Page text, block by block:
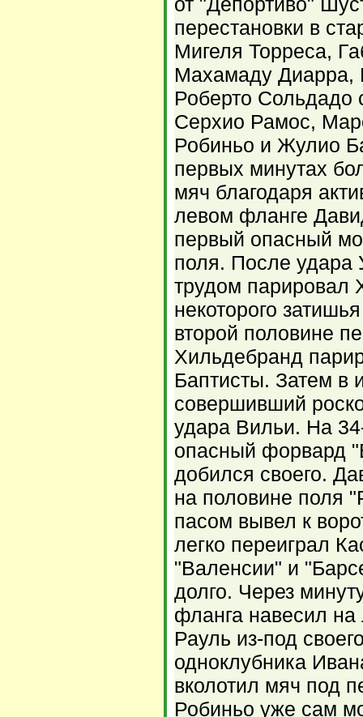
перестановки в
Мигеля Торреса,
Махамаду Диарра,
Роберто
Серхио Рамос,
Робиньо и Жулио
первых минутах
мяч благодаря
левом фланге
первый опасный
поля. После удара
трудом парировал
некоторого
второй половине
Хильдебранд
Баптисты. Затем в
совершивший
удара Вильи. На
опасный форвард
добился своего.
на половине поля
пасом вывел к
легко переиграл
"Валенсии" и
долго. Через
фланга навесил на
Рауль из-под
одноклубника
вколотил мяч под
Робиньо уже сам